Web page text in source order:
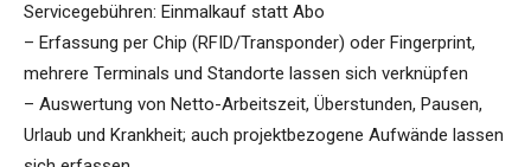
Servicegebühren: Einmalkauf statt Abo
– Erfassung per Chip (RFID/Transponder) oder Fingerprint,
mehrere Terminals und Standorte lassen sich verknüpfen
– Auswertung von Netto-Arbeitszeit, Überstunden, Pausen,
Urlaub und Krankheit; auch projektbezogene Aufwände lassen